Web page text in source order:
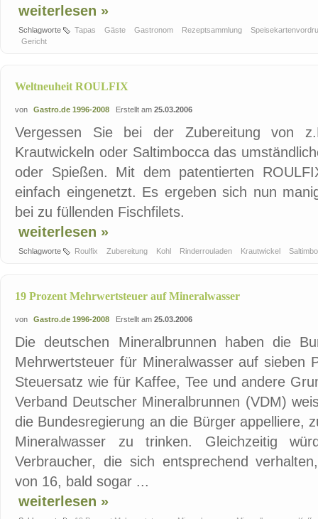
weiterlesen »
Schlagworte Tapas Gäste Gastronom Rezeptsammlung
Gericht
Weltneuheit ROULFIX
von Gastro.de 1996-2008 Erstellt am 25.03.2006
Vergessen Sie bei der Zubereitung von
Krautwickeln oder Saltimbocca das
oder Spießen. Mit dem patentierten
einfach eingenetzt. Es ergeben sich nun
bei zu füllenden Fischfilets.
weiterlesen »
Schlagworte Roulfix Zubereitung Kohl Rinderrouladen Krautwickel
19 Prozent Mehrwertsteuer auf Mineralwasser
von Gastro.de 1996-2008 Erstellt am 25.03.2006
Die deutschen Mineralbrunnen haben die
Mehrwertsteuer für Mineralwasser auf sieben
Steuersatz wie für Kaffee, Tee und andere
Verband Deutscher Mineralbrunnen (VDM)
die Bundesregierung an die Bürger appelliere,
Mineralwasser zu trinken. Gleichzeitig
Verbraucher, die sich entsprechend
von 16, bald sogar ...
weiterlesen »